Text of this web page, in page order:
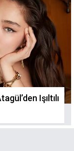
Işıltılı